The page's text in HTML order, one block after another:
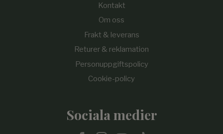
Kontakt
Om oss
Frakt & leverans
Returer & reklamation
Personuppgiftspolicy
Cookie-policy
Sociala medier